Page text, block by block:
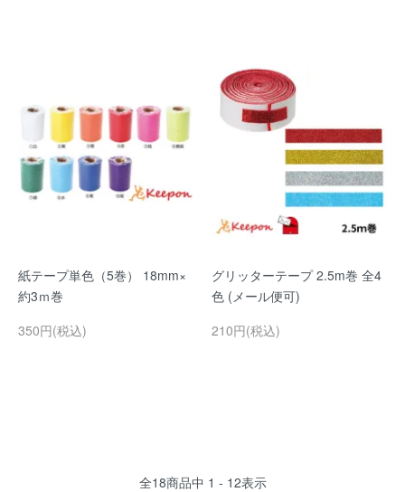
紙テープ単色（5巻） 18mm×
約3ｍ巻
350円(税込)
グリッターテープ 2.5m巻 全4
色 (メール便可)
210円(税込)
全18商品中 1 - 12表示